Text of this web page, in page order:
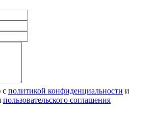
с политикой конфиденциальности и
пользовательского соглашения